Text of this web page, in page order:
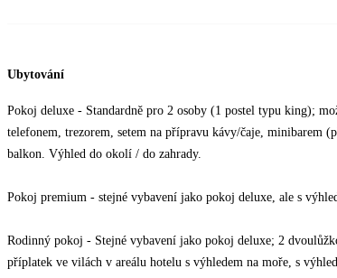
Ubytování
Pokoj deluxe - Standardně pro 2 osoby (1 postel typu king);
telefonem, trezorem, setem na přípravu kávy/čaje, minibarem
balkon. Výhled do okolí / do zahrady.
Pokoj premium - stejné vybavení jako pokoj deluxe, ale s
Rodinný pokoj - Stejné vybavení jako pokoj deluxe; 2
příplatek ve vilách v areálu hotelu s výhledem na moře, s